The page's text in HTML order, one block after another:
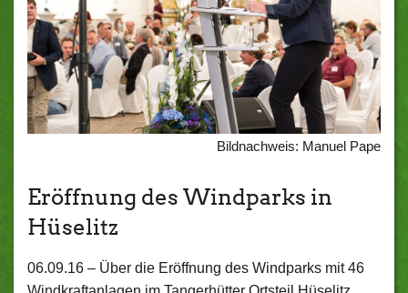
Bildnachweis: Manuel Pape
Eröffnung des Windparks in
Hüselitz
06.09.16 – Über die Eröffnung des Windparks mit 46